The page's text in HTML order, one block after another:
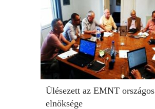
Ülésezett az EMNT országos
elnöksége